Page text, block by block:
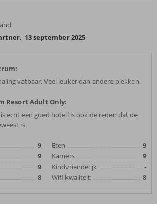
, 13 september 2025
vatbaar. Veel leuker dan andere plekken.
Resort Adult Only:
echt een goed hotel! is ook de reden dat de
is.
9
9
9
8
Eten
9
Kamers
9
Kindvriendelijk
-
Wifi kwaliteit
8